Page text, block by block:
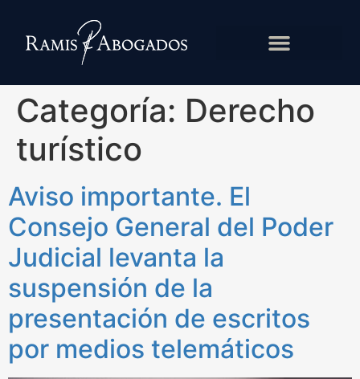
Categoría: Derecho
turístico
Aviso importante. El
Consejo General del Poder
Judicial levanta la
suspensión de la
presentación de escritos
por medios telemáticos